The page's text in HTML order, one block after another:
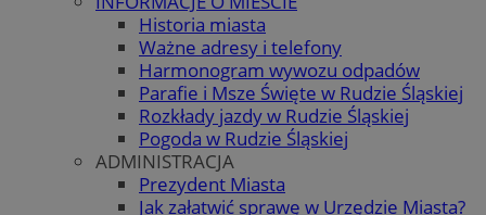
Historia miasta
Ważne adresy i telefony
Harmonogram wywozu odpadów
Parafie i Msze Święte w Rudzie Śląskiej
Rozkłady jazdy w Rudzie Śląskiej
Pogoda w Rudzie Śląskiej
ADMINISTRACJA
Prezydent Miasta
Jak załatwić sprawę w Urzędzie Miasta?